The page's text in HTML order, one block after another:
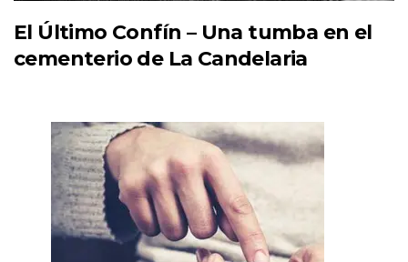
El Último Confín – Una tumba en el
cementerio de La Candelaria